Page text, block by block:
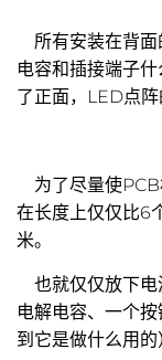
所有安装在背面
电容和插接端子
了正面，LED点阵
为了尽量使PCB
在长度上仅仅比6
米。
也就仅仅放下电
电解电容、一个
到它是做什么用的